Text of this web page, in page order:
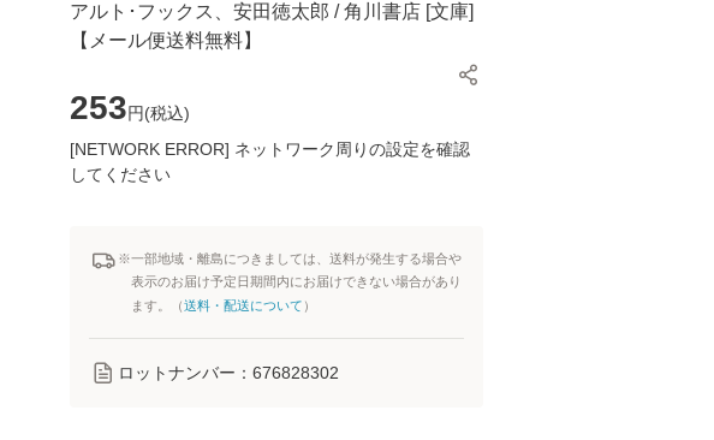
アルト･フックス、安田徳太郎 / 角川書店 [文庫]
【メール便送料無料】
253円(税込)
[NETWORK ERROR] ネットワーク周りの設定を確認
してください
※一部地域・離島につきましては、送料が発生する場合や
表示のお届け予定日期間内にお届けできない場合があり
ます。（送料・配送について ）
ロットナンバー： 676828302